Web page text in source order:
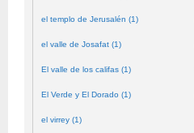
el templo de Jerusalén (1)
el valle de Josafat (1)
El valle de los califas (1)
El Verde y El Dorado (1)
el virrey (1)